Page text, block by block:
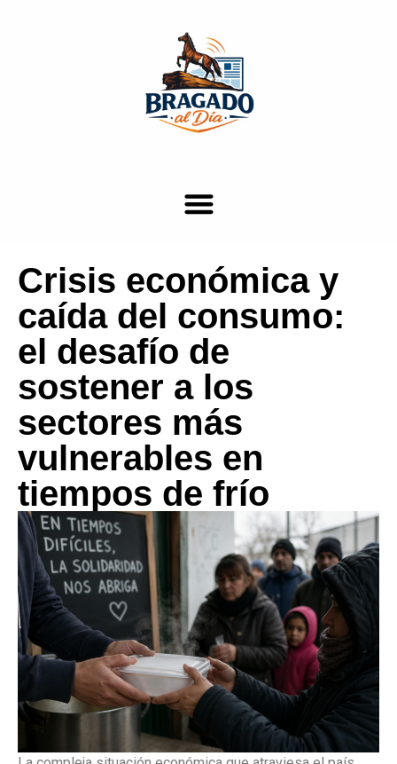
Crisis económica y
caída del consumo:
el desafío de
sostener a los
sectores más
vulnerables en
tiempos de frío